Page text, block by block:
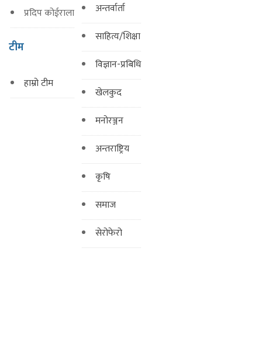
प्रदिप कोईराला
टीम
हाम्रो टीम
अन्तर्वार्ता
साहित्य/शिक्षा
विज्ञान-प्रबिधि
खेलकुद
मनोरञ्जन
अन्तराष्ट्रिय
कृषि
समाज
सेरोफेरो